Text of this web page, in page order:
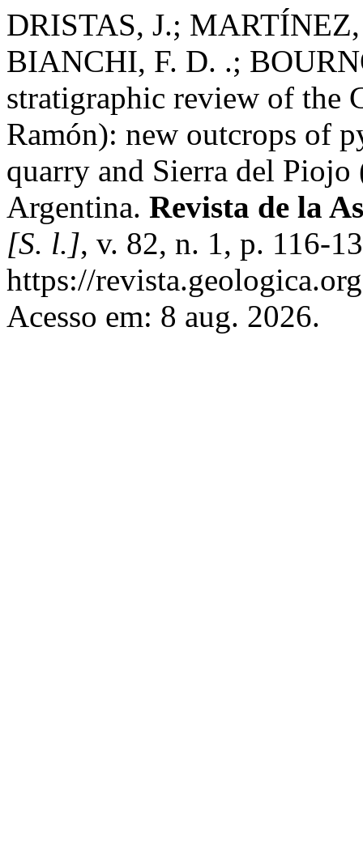
DRISTAS, J.;
BIANCHI, F. D. .;
stratigraphic review of the
Ramón): new outcrops of
quarry and Sierra del
Argentina. Revista de la
[S. l.], v. 82, n. 1, p. 116-
https://
Acesso em: 8 aug. 2026.